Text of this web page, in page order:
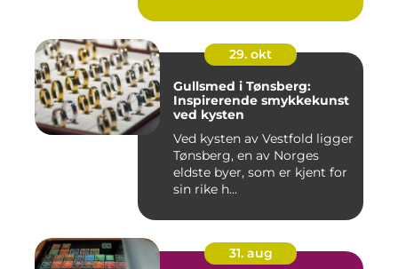
29. okt
Gullsmed i Tønsberg:
Inspirerende smykkekunst
ved kysten
Ved kysten av Vestfold ligger
Tønsberg, en av Norges
eldste byer, som er kjent for
sin rike h...
31. aug